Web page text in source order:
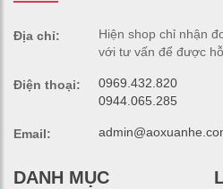
Địa chỉ:
Hiện shop chỉ nhận
với tư vấn để được
Điện thoại:
0969.432.820
0944.065.285
Email:
DANH MỤC